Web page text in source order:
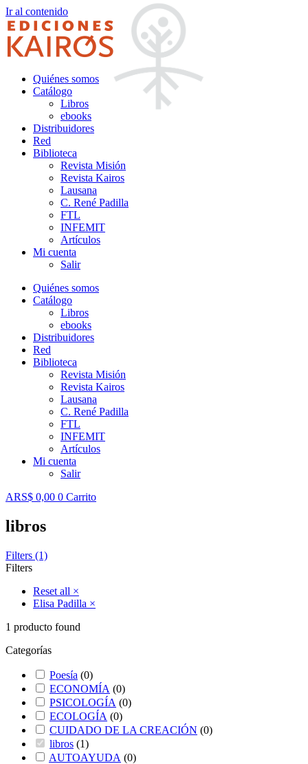
Ir al contenido
Quiénes somos
Catálogo
Libros
ebooks
Distribuidores
Red
Biblioteca
Revista Misión
Revista Kairos
Lausana
C. René Padilla
FTL
INFEMIT
Artículos
Mi cuenta
Salir
Quiénes somos
Catálogo
Libros
ebooks
Distribuidores
Red
Biblioteca
Revista Misión
Revista Kairos
Lausana
C. René Padilla
FTL
INFEMIT
Artículos
Mi cuenta
Salir
ARS$ 0,00 0 Carrito
libros
Filters (1)
Filters
Reset all ×
Elisa Padilla ×
1 producto found
Categorías
Poesía (0)
ECONOMÍA (0)
PSICOLOGÍA (0)
ECOLOGÍA (0)
CUIDADO DE LA CREACIÓN (0)
libros (1)
AUTOAYUDA (0)